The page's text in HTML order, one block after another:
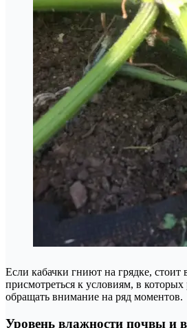
Если кабачки гниют на грядке, стоит
присмотреться к условиям, в которых
обращать внимание на ряд моментов.
Уровень влажности почвы и